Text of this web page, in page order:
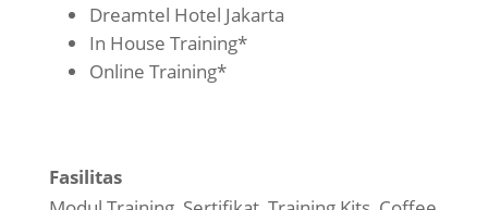
Dreamtel Hotel Jakarta
In House Training*
Online Training*
Fasilitas